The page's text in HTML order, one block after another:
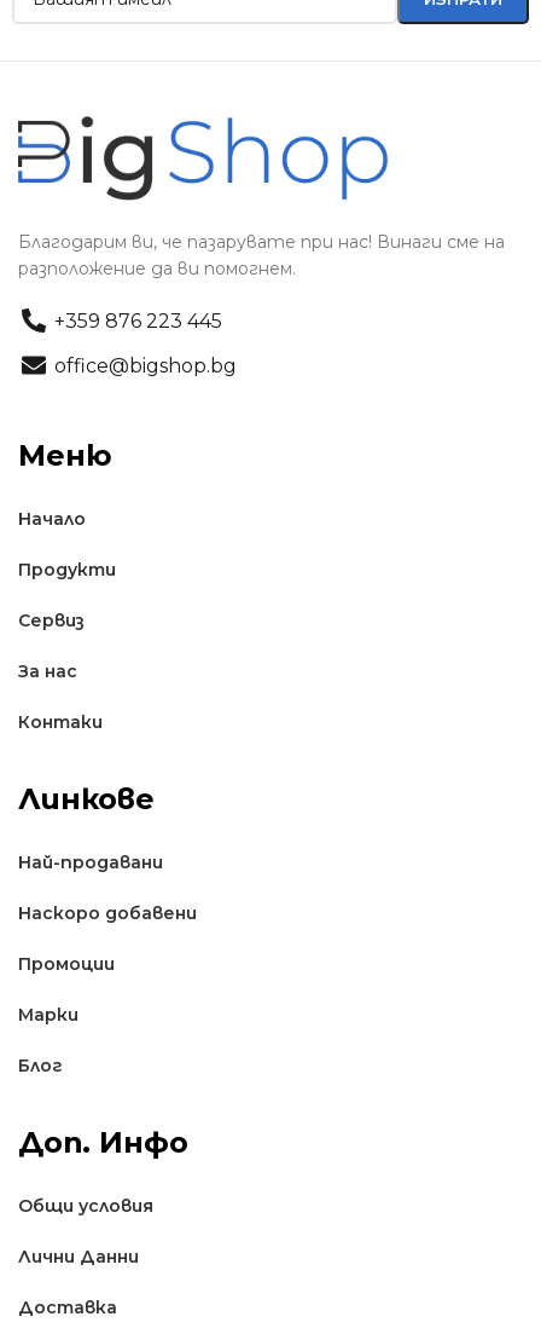
Благодарим ви, че пазарувате при нас! Винаги сме на
разположение да ви помогнем.
+359 876 223 445
office@bigshop.bg
Меню
Начало
Продукти
Сервиз
За нас
Контаки
Линкове
Най-продавани
Наскоро добавени
Промоции
Марки
Блог
Доп. Инфо
Общи условия
Лични Данни
Доставкa